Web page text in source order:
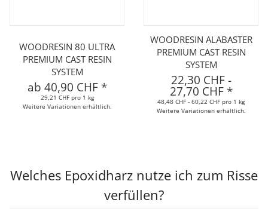
WOODRESIN 80 ULTRA
PREMIUM CAST RESIN
SYSTEM
ab 40,90 CHF *
29,21 CHF pro 1 kg
Weitere Variationen erhältlich.
WOODRESIN ALABASTER
PREMIUM CAST RESIN
SYSTEM
22,30 CHF-
27,70 CHF *
48,48 CHF - 60,22 CHF pro 1 kg
Weitere Variationen erhältlich.
Welches Epoxidharz nutze ich zum Risse
verfüllen?